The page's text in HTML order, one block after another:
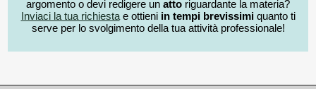
argomento o devi redigere un atto riguardante la materia?
Inviaci la tua richiestae ottieni in tempi brevissimiquanto ti
serve per lo svolgimento della tua attività professionale!